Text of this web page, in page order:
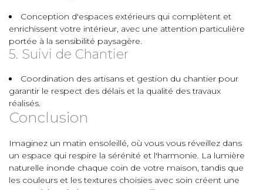
Conception d'espaces extérieurs qui complètent et
enrichissent votre intérieur, avec une attention particulière
portée à la sensibilité paysagère.
5. Suivi de Chantier
Coordination des artisans et gestion du chantier pour
garantir le respect des délais et la qualité des travaux
réalisés.
Conclusion
Imaginez un matin ensoleillé, où vous vous réveillez dans
un espace qui respire la sérénité et l'harmonie. La lumière
naturelle inonde chaque coin de votre maison, tandis que
les couleurs et les textures choisies avec soin créent une